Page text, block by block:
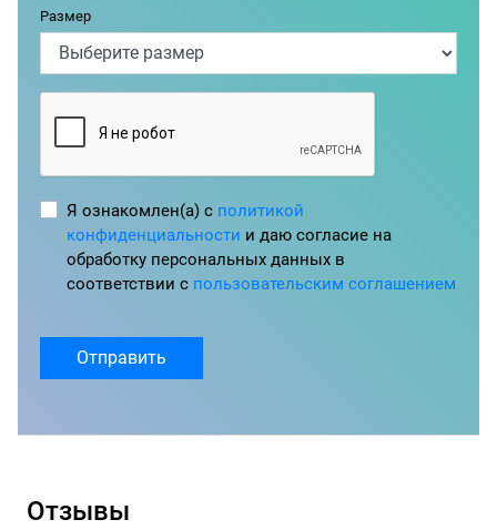
Размер
Я ознакомлен(а) с политикой
конфиденциальности и даю согласие на
обработку персональных данных в
соответствии с пользовательским соглашением
Отправить
Отзывы